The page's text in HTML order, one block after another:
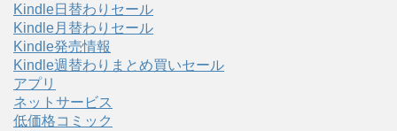
Kindle日替わりセール
Kindle月替わりセール
Kindle発売情報
Kindle週替わりまとめ買いセール
アプリ
ネットサービス
低価格コミック